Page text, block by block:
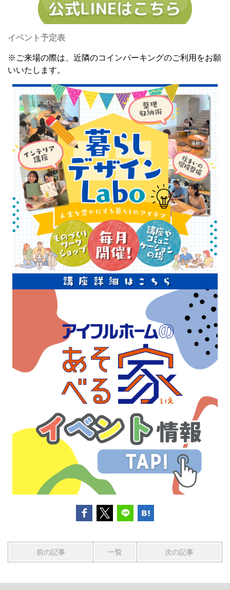
イベント予定表
※ご来場の際は、近隣のコインパーキングのご利用をお願
いいたします。
前の記事 一覧 次の記事